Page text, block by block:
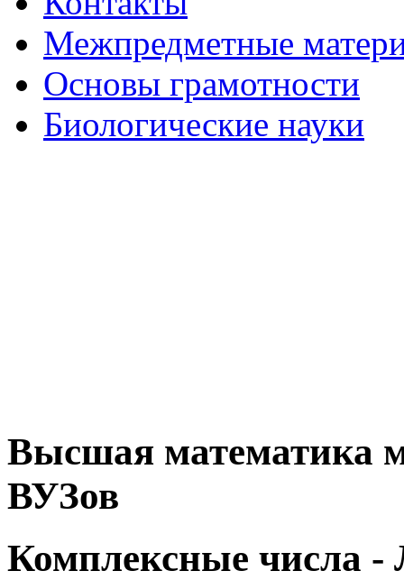
Межпредметные
Основы грамотности
Биологические науки
Высшая математика
ВУЗов
Комплексные